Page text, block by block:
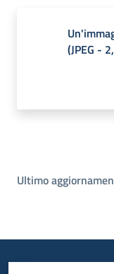
(JPEG -
Ultimo